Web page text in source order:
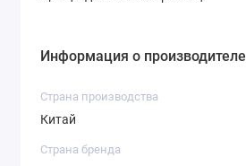
Информация о производителе
Страна производства
Китай
Страна бренда